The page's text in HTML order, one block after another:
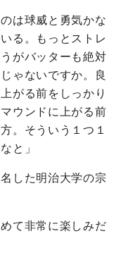
は球威と勇気かな
る。もっとストレ
がバッターも絶対
ゃないですか。良
がる前をしっかり
ウンドに上がる前
。そういう１つ１
と」
した明治大学の宗
て非常に楽しみだ